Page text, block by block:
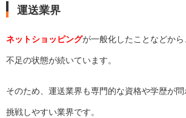
運送業界
ネットショッピングが一般化したことなどか
不足の状態が続いています。
そのため、運送業界も専門的な資格や学歴が
挑戦しやすい業界です。